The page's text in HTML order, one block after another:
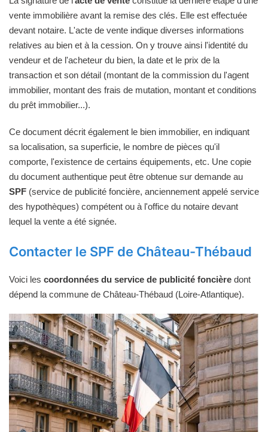
vente immobilière avant la remise des clés. Elle est effectuée
devant notaire. L'acte de vente indique diverses informations
relatives au bien et à la cession. On y trouve ainsi l'identité du
vendeur et de l'acheteur du bien, la date et le prix de la
transaction et son détail (montant de la commission du l'agent
immobilier, montant des frais de mutation, montant et conditions
du prêt immobilier...).
Ce document décrit également le bien immobilier, en indiquant
sa localisation, sa superficie, le nombre de pièces qu'il
comporte, l'existence de certains équipements, etc. Une copie
du document authentique peut être obtenue sur demande au
SPF (service de publicité foncière, anciennement appelé service
des hypothèques) compétent ou à l'office du notaire devant
lequel la vente a été signée.
Contacter le SPF de Château-Thébaud
Voici les coordonnées du service de publicité foncière dont
dépend la commune de Château-Thébaud (Loire-Atlantique).